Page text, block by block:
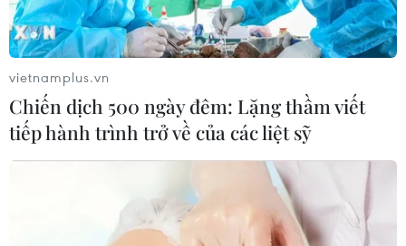
Thủ tướng Anh: Tổng tuyển cử không đem
Ngày 12/12, Thủ tướng Anh Theresa May tuyên bố, việc
vietnamplus.vn
Chiến dịch 500 ngày đêm: Lặng thầm viết
tiếp hành trình trở về của các liệt sỹ